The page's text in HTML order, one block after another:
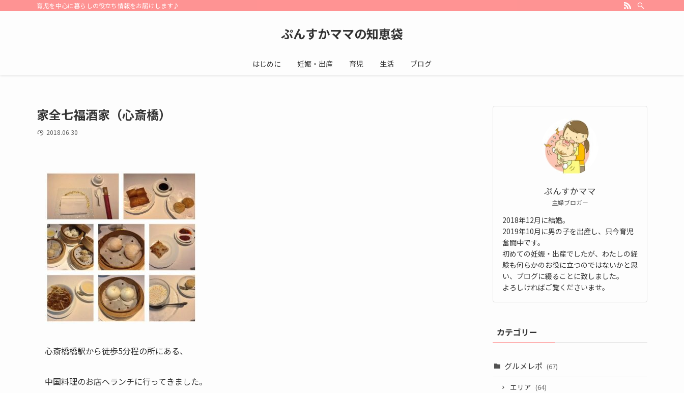
育児を中心に暮らしの役立ち情報をお届けします♪
ぷんすかママの知恵袋
はじめに 妊娠・出産 育児 生活 ブログ
家全七福酒家（心斎橋）
2018.06.30
心斎橋橋駅から徒歩5分程の所にある、
中国料理のお店へランチに行ってきました。
ぷんすかママ
主婦ブロガー
2018年12月に結婚。
2019年10月に男の子を出産し、只今育児
奮闘中です。
初めての妊娠・出産でしたが、わたしの経
験も何らかのお役に立つのではないかと思
い、ブログに綴ることに致しました。
よろしければご覧くださいませ。
カテゴリー
グルメレポ (67)
エリア (64)